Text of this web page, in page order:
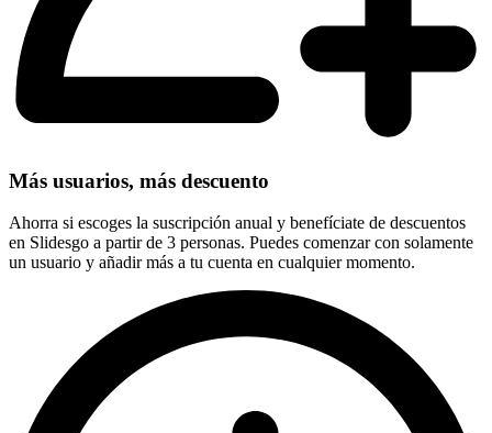
Más usuarios, más descuento
Ahorra si escoges la suscripción anual y benefíciate de descuentos
en Slidesgo a partir de 3 personas. Puedes comenzar con solamente
un usuario y añadir más a tu cuenta en cualquier momento.